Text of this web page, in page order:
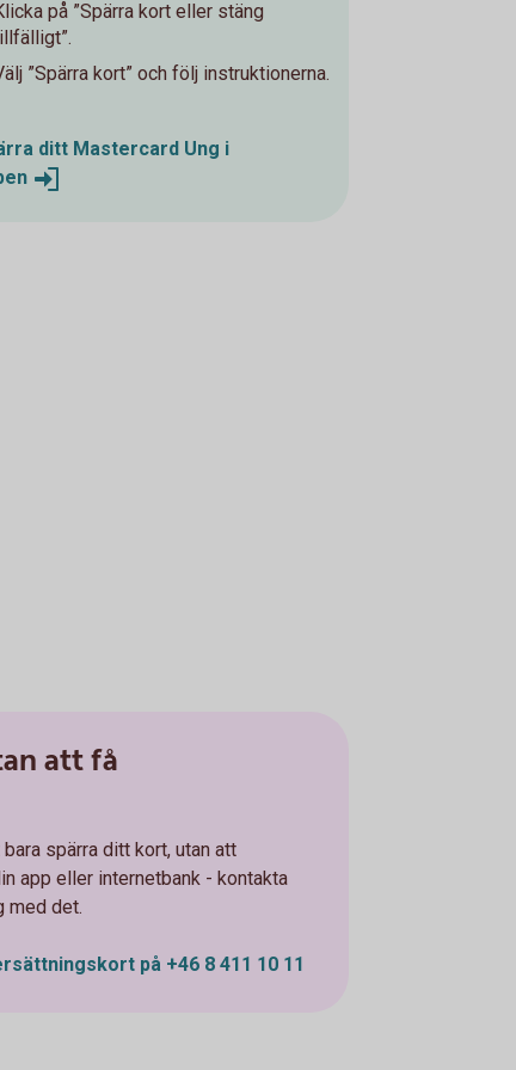
på ”Spärra kort eller stäng
”Spärra kort” och följ instruktionerna.
ditt Mastercard Ung i
att få
spärra ditt kort, utan att
app eller internetbank - kontakta
med det.
på +46 8 411 10 11